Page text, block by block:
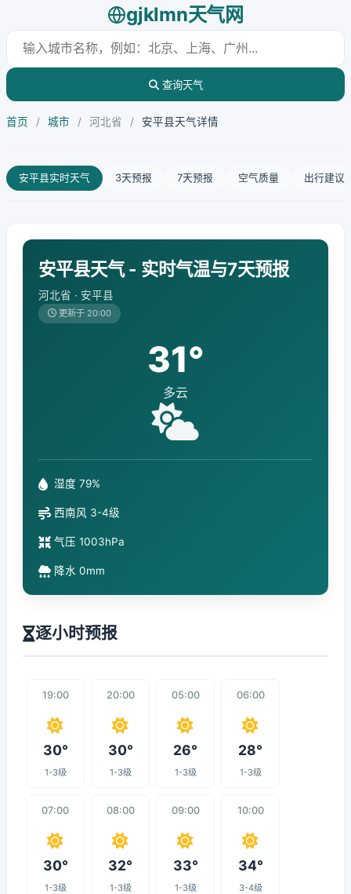
gjklmn天气网
查询天气
首页 / 城市 / 河北省 / 安平县天气详情
安平县实时天气 3天预报 7天预报 空气质量 出行建议
安平县天气 - 实时气温与7天预报
河北省 · 安平县
更新于 20:00
31°
多云
湿度 79%
西南风 3-4级
气压 1003hPa
降水 0mm
逐小时预报
19:00
30°
1-3级
20:00
30°
1-3级
05:00
26°
1-3级
06:00
28°
1-3级
07:00
30°
1-3级
08:00
32°
1-3级
09:00
33°
1-3级
10:00
34°
3-4级